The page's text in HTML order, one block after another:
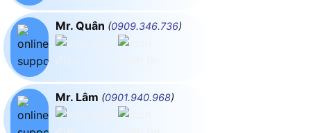
Mr. Quân (0909.346.736)
Mr. Lâm (0901.940.968)